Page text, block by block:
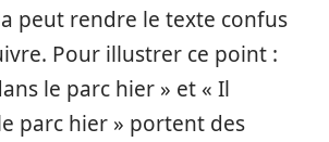
peut rendre le texte confus
Pour illustrer ce point :
le parc hier » et « Il
parc hier » portent des